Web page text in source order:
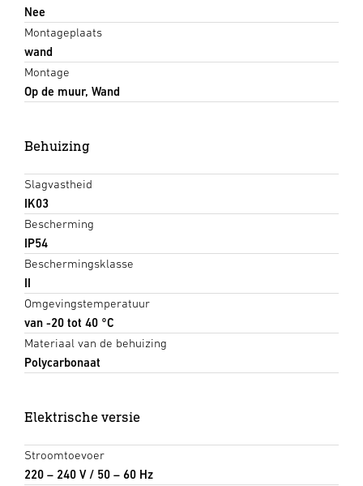
Nee
Montageplaats
wand
Montage
Op de muur, Wand
Behuizing
Slagvastheid
IK03
Bescherming
IP54
Beschermingsklasse
II
Omgevingstemperatuur
van -20 tot 40 °C
Materiaal van de behuizing
Polycarbonaat
Elektrische versie
Stroomtoevoer
220 – 240 V / 50 – 60 Hz